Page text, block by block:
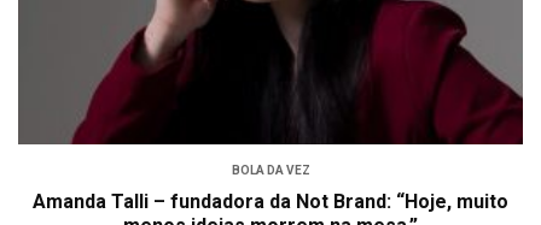
BOLA DA VEZ
Amanda Talli – fundadora da Not Brand: “Hoje, muito